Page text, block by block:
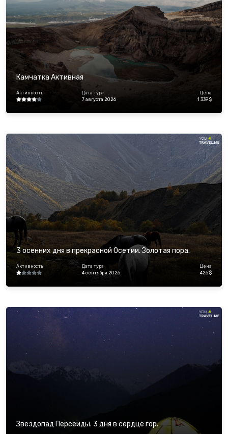
Камчатка Активная
Активность
Дата тура
7 августа 2026
Цена
1 339 $
3 осенних дня в прекрасной Осетии. Золотая пора.
Активность
Дата тура
4 сентября 2026
Цена
426 $
Звездопад Персеиды. 3 дня в сердце гор.